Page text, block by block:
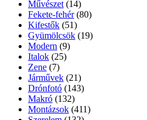
Művészet (14)
Fekete-fehér (80)
Kifestők (51)
Gyümölcsök (19)
Modern (9)
Italok (25)
Zene (7)
Járművek (21)
Drónfotó (143)
Makró (132)
Montázsok (411)